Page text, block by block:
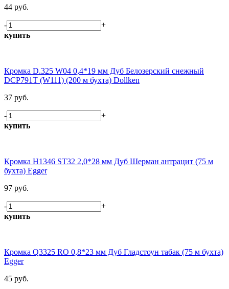
44 руб.
-
+
купить
Кромка D.325 W04 0,4*19 мм Дуб Белозерский снежный
DCP791T (W111) (200 м бухта) Dollken
37 руб.
-
+
купить
Кромка H1346 ST32 2,0*28 мм Дуб Шерман антрацит (75 м
бухта) Egger
97 руб.
-
+
купить
Кромка Q3325 RO 0,8*23 мм Дуб Гладстоун табак (75 м бухта)
Egger
45 руб.